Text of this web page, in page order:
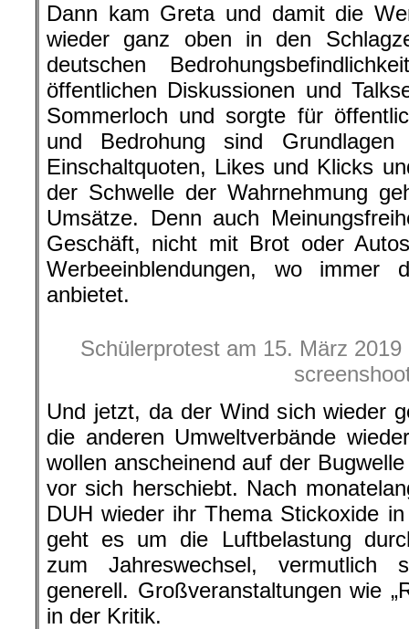
Dann kam Greta und damit die
wieder ganz oben in den
deutschen
öffentlichen Diskussionen und
Sommerloch und sorgte für
und Bedrohung sind
Einschaltquoten, Likes und Klicks
der Schwelle der Wahrnehmung
Umsätze. Denn auch
Geschäft, nicht mit Brot oder
Werbeeinblendungen, wo
anbietet.
Schülerprotest am 15. März
Und jetzt, da der Wind sich wieder
die anderen Umweltverbände
wollen anscheinend auf der
vor sich herschiebt. Nach
DUH wieder ihr Thema Stickoxide
geht es um die Luftbelastung
zum Jahreswechsel, vermutlich
generell. Großveranstaltungen wie
in der Kritik.